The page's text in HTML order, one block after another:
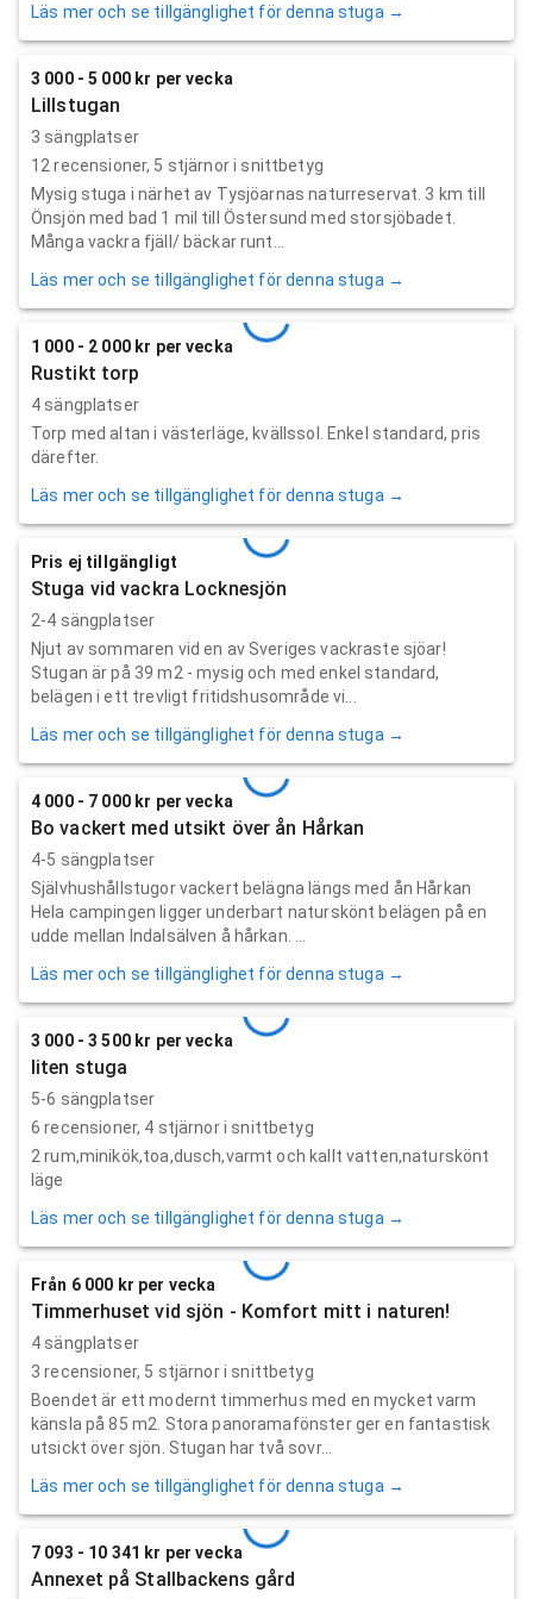
Läs mer och se tillgänglighet för denna stuga →
3 000 - 5 000 kr per vecka
Lillstugan
3 sängplatser
12 recensioner, 5 stjärnor i snittbetyg
Mysig stuga i närhet av Tysjöarnas naturreservat. 3 km till
Önsjön med bad 1 mil till Östersund med storsjöbadet.
Många vackra fjäll/ bäckar runt...
Läs mer och se tillgänglighet för denna stuga →
1 000 - 2 000 kr per vecka
Rustikt torp
4 sängplatser
Torp med altan i västerläge, kvällssol. Enkel standard, pris
därefter.
Läs mer och se tillgänglighet för denna stuga →
Pris ej tillgängligt
Stuga vid vackra Locknesjön
2-4 sängplatser
Njut av sommaren vid en av Sveriges vackraste sjöar!
Stugan är på 39 m2 - mysig och med enkel standard,
belägen i ett trevligt fritidshusområde vi...
Läs mer och se tillgänglighet för denna stuga →
4 000 - 7 000 kr per vecka
Bo vackert med utsikt över ån Hårkan
4-5 sängplatser
Självhushållstugor vackert belägna längs med ån Hårkan
Hela campingen ligger underbart naturskönt belägen på en
udde mellan Indalsälven å hårkan. ...
Läs mer och se tillgänglighet för denna stuga →
3 000 - 3 500 kr per vecka
liten stuga
5-6 sängplatser
6 recensioner, 4 stjärnor i snittbetyg
2 rum,minikök,toa,dusch,varmt och kallt vatten,naturskönt
läge
Läs mer och se tillgänglighet för denna stuga →
Från 6 000 kr per vecka
Timmerhuset vid sjön - Komfort mitt i naturen!
4 sängplatser
3 recensioner, 5 stjärnor i snittbetyg
Boendet är ett modernt timmerhus med en mycket varm
känsla på 85 m2. Stora panoramafönster ger en fantastisk
utsickt över sjön. Stugan har två sovr...
Läs mer och se tillgänglighet för denna stuga →
7 093 - 10 341 kr per vecka
Annexet på Stallbackens gård